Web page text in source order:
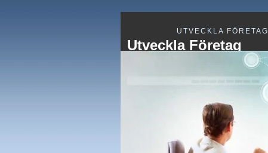
UTVECKLA FÖRETAG
Utveckla Företag